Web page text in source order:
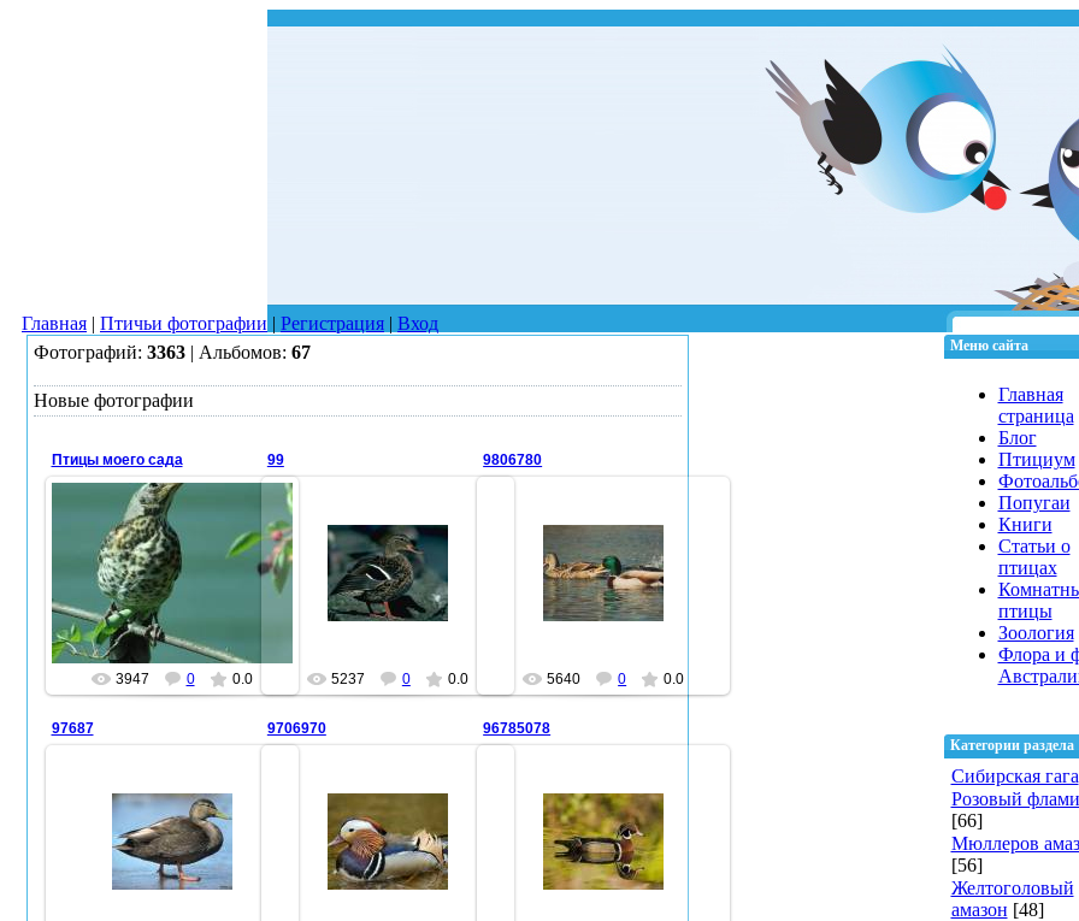
Главная | Птичьи фотографии | Регистрация | Вход
Фотографий: 3363| Альбомов: 67
Новые фотографии
Птицы моего сада
02.07.2014
Поспели ягоды ирги и тут же
появились любители ими
полакомится
dir43
3947 0 0.0
99
26.01.2013
farid47
5237 0 0.0
9806780
26.01.2013
farid47
5640 0 0.0
97687
26.01.2013
farid47
9706970
26.01.2013
farid47
96785078
26.01.2013
farid47
Меню сайта
Главная
страница
Блог
Птициум
Попугаи
Книги
Статьи о
птицах
птицы
Зоология
Флора и
Категории раздела
Сибирская гага
Розовый
[66]
Мюллеров
[56]
Желтоголовый
амазон [48]